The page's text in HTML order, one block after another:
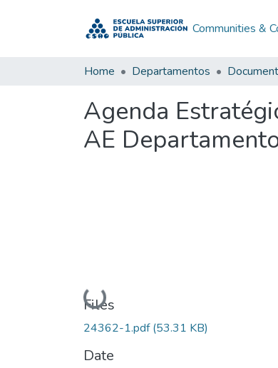
Communities &
Home Departamentos
Agenda
AE
Loading...
Files
24362-1.pdf(53.31 KB)
Date